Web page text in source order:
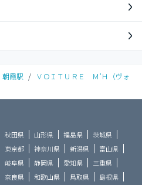
朝霞駅 / ＶＯＩＴＵＲＥ Ｍ’Ｈ（ヴォ
秋田県 山形県 福島県
茨城県
東京都 神奈川県 新潟県
富山県
岐阜県 静岡県 愛知県
三重県
奈良県 和歌山県 鳥取県 島根県